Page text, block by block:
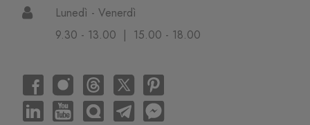
Lunedì - Venerdì
9.30 - 13.00 | 15.00 - 18.00